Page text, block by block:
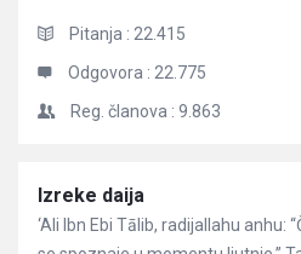
Pitanja : 22.415
Odgovora : 22.775
Reg. članova : 9.863
Članci
Izreke daija
‘Ali Ibn Ebi Tālib, radijallahu anhu: